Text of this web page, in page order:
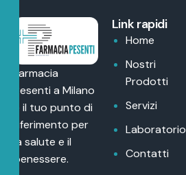
Farmacia
Pesenti a Milano
è il tuo punto di
riferimento per
la salute e il
benessere.
Link rapidi
Home
Nostri
Prodotti
Servizi
Laboratorio
Contatti